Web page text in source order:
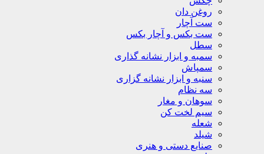
روغن دان
ست آچار
ست بکس و آچار بکس
سطل
سمبه و ابزار نشانه گذاری
سمپاش
سنبه و ابزار نشانه گزاری
سه نظام
سوهان و مغار
سیم لخت کن
شعله
شیلد
صنایع دستی و هنری